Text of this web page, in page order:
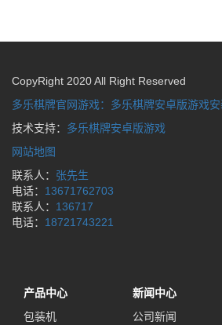
CopyRight 2020 All Right Reserved
多乐棋牌官网游戏：多乐棋牌安卓版游戏
技术支持： 多乐棋牌安卓版游戏
网站地图
联系人： 张先生
电话： 13671762703
联系人： 136717
电话： 18721743221
产品中心
包装机
新闻中心
公司新闻